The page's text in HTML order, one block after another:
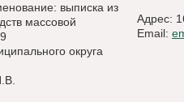
выписка из
массовой
округа
Адрес:
Email: